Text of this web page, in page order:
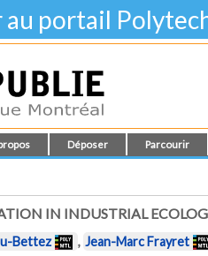
au portail
Déposer Parcourir
IN INDUSTRIAL
Bettez , Jean-Marc Frayret